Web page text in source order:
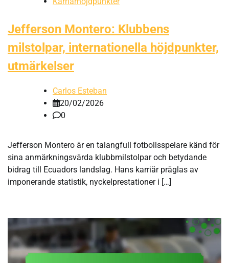
Jefferson Montero: Klubbens
milstolpar, internationella höjdpunkter,
utmärkelser
Carlos Esteban
20/02/2026
0
Jefferson Montero är en talangfull fotbollsspelare känd för
sina anmärkningsvärda klubbmilstolpar och betydande
bidrag till Ecuadors landslag. Hans karriär präglas av
imponerande statistik, nyckelprestationer i […]